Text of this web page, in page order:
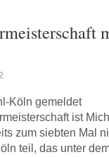
Köln gemeldet
ist
zum siebten Mal
teil, das unter